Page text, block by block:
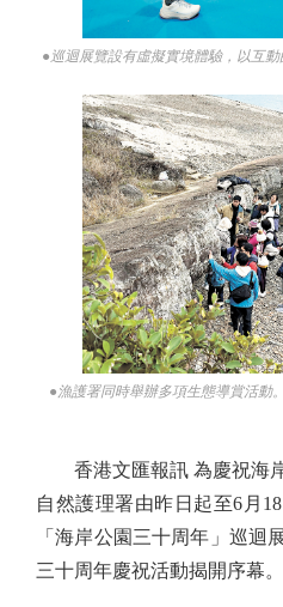
●巡迴展覽設有虛擬實境體驗，以互動
●漁護署同時舉辦多項生態導賞活動
香港文匯報訊 為慶祝海
自然護理署由昨日起至6月
「海岸公園三十周年」巡迴
三十周年慶祝活動揭開序幕。